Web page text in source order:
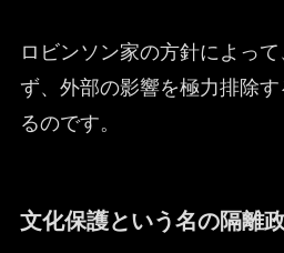
ロビンソン家の方針によっ
ず、外部の影響を極力排除
るのです。
文化保護という名の隔離